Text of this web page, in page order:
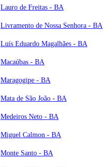
Lauro de Freitas - BA
Livramento de Nossa Senhora - BA
Luís Eduardo Magalhães - BA
Macaúbas - BA
Maragogipe - BA
Mata de São João - BA
Medeiros Neto - BA
Miguel Calmon - BA
Monte Santo - BA